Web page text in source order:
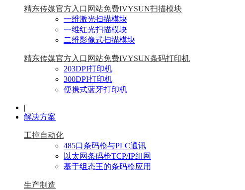
精东传媒官方入口网站免费IVYSUN扫描模块
一维激光扫描模块
一维红光扫描模块
二维影像式扫描模块
精东传媒官方入口网站免费IVYSUN条码打印机
203DPI打印机
300DPI打印机
便携式蓝牙打印机
|
解决方案
工控自动化
485口条码枪与PLC通讯
以太网条码枪TCP/IP组网
基于组态王的条码枪应用
生产制造